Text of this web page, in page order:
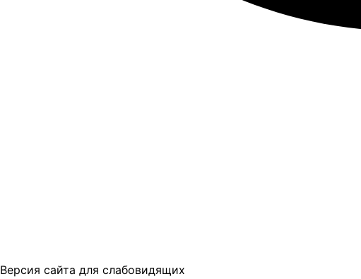
Версия сайта для слабовидящих